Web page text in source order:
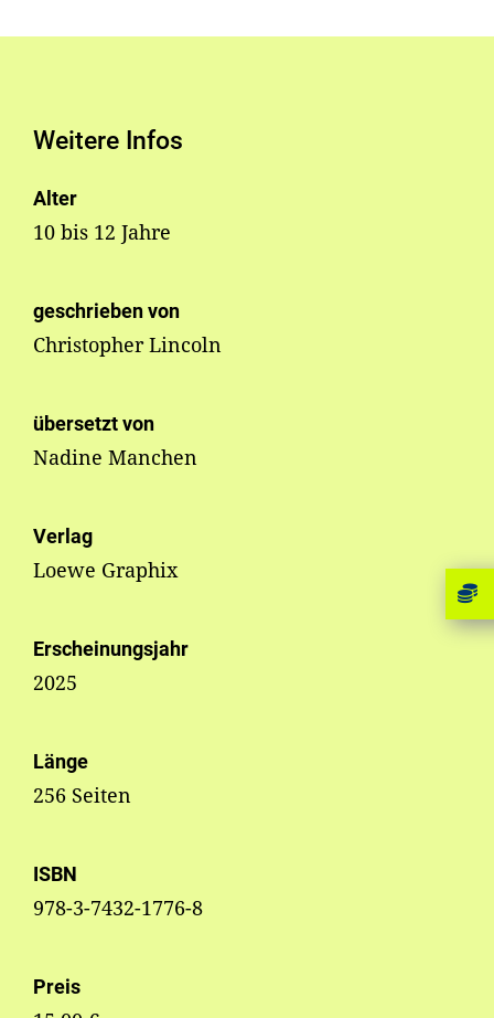
Weitere Infos
Alter
10 bis 12 Jahre
geschrieben von
Christopher Lincoln
übersetzt von
Nadine Manchen
Verlag
Loewe Graphix
Erscheinungsjahr
2025
Länge
256 Seiten
ISBN
978-3-7432-1776-8
Preis